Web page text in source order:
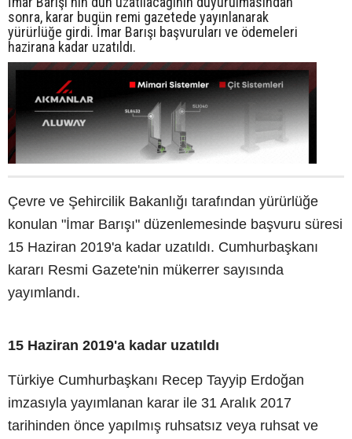
sonra, karar bugün remi gazetede yayınlanarak
yürürlüğe girdi. İmar Barışı başvuruları ve ödemeleri
hazirana kadar uzatıldı.
Çevre ve Şehircilik Bakanlığı tarafından yürürlüğe
konulan "İmar Barışı" düzenlemesinde başvuru süresi
15 Haziran 2019'a kadar uzatıldı. Cumhurbaşkanı
kararı Resmi Gazete'nin mükerrer sayısında
yayımlandı.
15 Haziran 2019'a kadar uzatıldı
Türkiye Cumhurbaşkanı Recep Tayyip Erdoğan
imzasıyla yayımlanan karar ile 31 Aralık 2017
tarihinden önce yapılmış ruhsatsız veya ruhsat ve